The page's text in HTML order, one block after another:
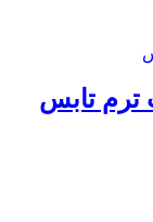
ترم تابس